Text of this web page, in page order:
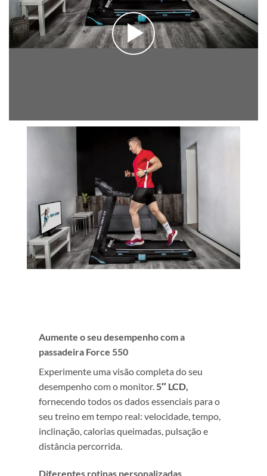
Aumente o seu desempenho com a
passadeira Force 550
Experimente uma visão completa do seu
desempenho com o monitor.5″ LCD,
fornecendo todos os dados essenciais para o
seu treino em tempo real: velocidade, tempo,
inclinação, calorias queimadas, pulsação e
distância percorrida.
Diferentes rotinas personalizadas